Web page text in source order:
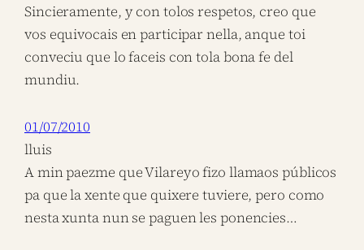
Sincieramente, y con tolos respetos, creo que
vos equivocais en participar nella, anque toi
conveciu que lo faceis con tola bona fe del
mundiu.
01/07/2010
lluis
A min paezme que Vilareyo fizo llamaos públicos
pa que la xente que quixere tuviere, pero como
nesta xunta nun se paguen les ponencies…